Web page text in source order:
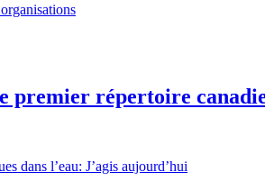
premier répertoire
dans l’eau: J’agis aujourd’hui